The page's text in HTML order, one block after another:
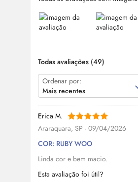
Todas avaliações (49)
Ordenar por:
Mais recentes
Erica M.
Araraquara, SP - 09/04/2026
COR: RUBY WOO
Linda cor e bem macio.
Esta avaliação foi útil?